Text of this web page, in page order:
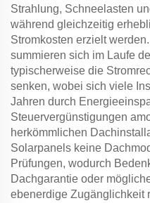
Strahlung, Schneelasten
während gleichzeitig
Stromkosten erzielt
summieren sich im Laufe
typischerweise die
senken, wobei sich viele
Jahren durch
Steuervergünstigungen
herkömmlichen
Solarpanels keine
Prüfungen, wodurch
Dachgarantie oder
ebenerdige Zugänglichkeit